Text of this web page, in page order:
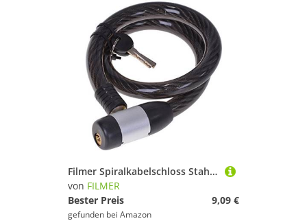
Filmer Spiralkabelschloss Stahlseil, 80/18, 43010
von FILMER
Bester Preis
9,09 €
gefunden bei Amazon